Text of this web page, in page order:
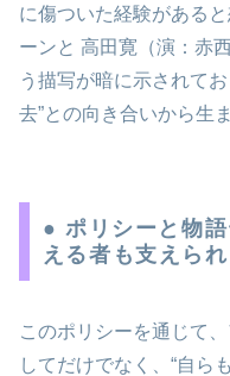
に傷ついた経験がある
ーンと 高田寛（演：赤
う描写が暗に示されて
去”との向き合いから生
● ポリシーと物
える者も支えら
このポリシーを通じて
してだけでなく、“自ら